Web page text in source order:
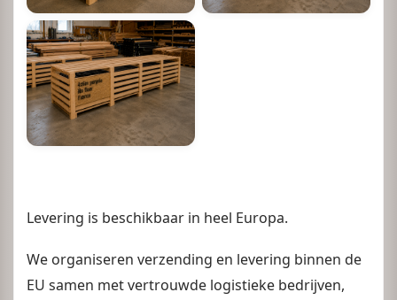
Levering is beschikbaar in heel Europa.
We organiseren verzending en levering binnen de
EU samen met vertrouwde logistieke bedrijven,